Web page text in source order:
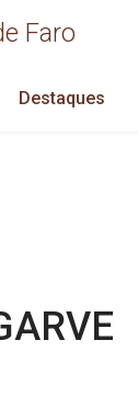
Faro
Destaques